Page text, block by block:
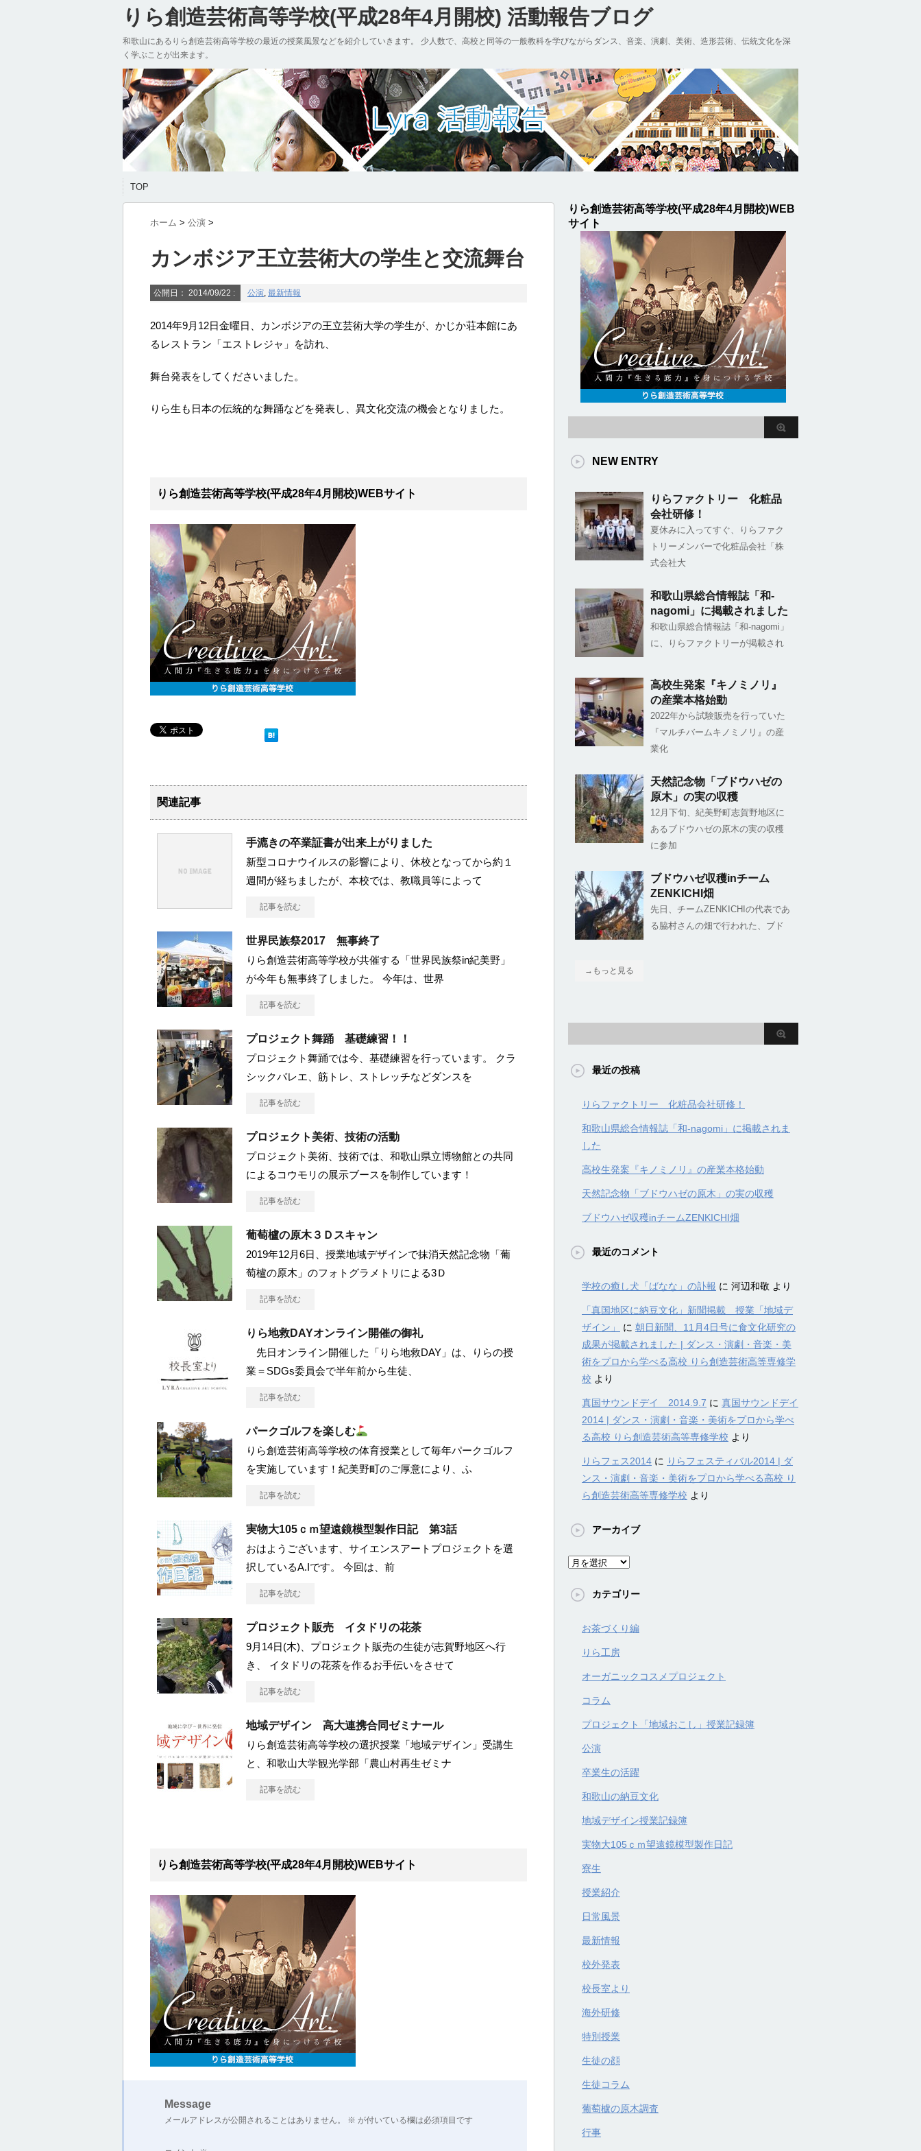
りら創造芸術高等学校(平成28年4月開校) 活動報告ブログ
和歌山にあるりら創造芸術高等学校の最近の授業風景などを紹介していきます。 少人数で、高校と同等の一般教科を学びながらダンス、音楽、演劇、美術、造形芸術、伝統文化を深
く学ぶことが出来ます。
TOP
ホーム > 公演 >
カンボジア王立芸術大の学生と交流舞台
公開日： 2014/09/22 : 公演, 最新情報
2014年9月12日金曜日、カンボジアの王立芸術大学の学生が、かじか荘本館にあ
るレストラン「エストレジャ」を訪れ、
舞台発表をしてくださいました。
りら生も日本の伝統的な舞踊などを発表し、異文化交流の機会となりました。
りら創造芸術高等学校(平成28年4月開校)WEBサイト
関連記事
手漉きの卒業証書が出来上がりました
新型コロナウイルスの影響により、休校となってから約１
週間が経ちましたが、本校では、教職員等によって
記事を読む
世界民族祭2017 無事終了
りら創造芸術高等学校が共催する「世界民族祭in紀美野」
が今年も無事終了しました。 今年は、世界
記事を読む
プロジェクト舞踊 基礎練習！！
プロジェクト舞踊では今、基礎練習を行っています。 クラ
シックバレエ、筋トレ、ストレッチなどダンスを
記事を読む
プロジェクト美術、技術の活動
プロジェクト美術、技術では、和歌山県立博物館との共同
によるコウモリの展示ブースを制作しています！
記事を読む
葡萄櫨の原木３Ｄスキャン
2019年12月6日、授業地域デザインで抹消天然記念物「葡
萄櫨の原木」のフォトグラメトリによる3Ｄ
記事を読む
りら地救DAYオンライン開催の御礼
先日オンライン開催した「りら地救DAY」は、りらの授
業＝SDGs委員会で半年前から生徒、
記事を読む
パークゴルフを楽しむ
りら創造芸術高等学校の体育授業として毎年パークゴルフ
を実施しています！紀美野町のご厚意により、ふ
記事を読む
実物大105ｃｍ望遠鏡模型製作日記 第3話
おはようございます、サイエンスアートプロジェクトを選
択しているA.Iです。 今回は、前
記事を読む
プロジェクト販売 イタドリの花茶
9月14日(木)、プロジェクト販売の生徒が志賀野地区へ行
き、 イタドリの花茶を作るお手伝いをさせて
記事を読む
地域デザイン 高大連携合同ゼミナール
りら創造芸術高等学校の選択授業「地域デザイン」受講生
と、和歌山大学観光学部「農山村再生ゼミナ
記事を読む
りら創造芸術高等学校(平成28年4月開校)WEBサイト
Message
メールアドレスが公開されることはありません。 ※ が付いている欄は必須項目です
りら創造芸術高等学校(平成28年4月開校)WEB
サイト
NEW ENTRY
りらファクトリー 化粧品
会社研修！
夏休みに入ってすぐ、りらファク
トリーメンバーで化粧品会社「株
式会社大
和歌山県総合情報誌「和-
nagomi」に掲載されました
和歌山県総合情報誌「和-nagomi」
に、りらファクトリーが掲載され
高校生発案『キノミノリ』
の産業本格始動
2022年から試験販売を行っていた
『マルチバームキノミノリ』の産
業化
天然記念物「ブドウハゼの
原木」の実の収穫
12月下旬、紀美野町志賀野地区に
あるブドウハゼの原木の実の収穫
に参加
ブドウハゼ収穫inチーム
ZENKICHI畑
先日、チームZENKICHIの代表であ
る脇村さんの畑で行われた、ブド
→もっと見る
最近の投稿
りらファクトリー 化粧品会社研修！
和歌山県総合情報誌「和-nagomi」に掲載されま
した
高校生発案『キノミノリ』の産業本格始動
天然記念物「ブドウハゼの原木」の実の収穫
ブドウハゼ収穫inチームZENKICHI畑
最近のコメント
学校の癒し犬「ばなな」の訃報 に 河辺和敬 より
「真国地区に納豆文化」新聞掲載 授業「地域デ
ザイン」
に 朝日新聞、11月4日号に食文化研究の
成果が掲載されました | ダンス・演劇・音楽・美
術をプロから学べる高校 りら創造芸術高等専修学
校 より
真国サウンドデイ 2014.9.7 に 真国サウンドデイ
2014 | ダンス・演劇・音楽・美術をプロから学べ
る高校 りら創造芸術高等専修学校 より
りらフェス2014 に りらフェスティバル2014 | ダ
ンス・演劇・音楽・美術をプロから学べる高校 り
ら創造芸術高等専修学校 より
アーカイブ
ア
カ
カテゴリー
お茶づくり編
りら工房
オーガニックコスメプロジェクト
コラム
プロジェクト「地域おこし」授業記録簿
公演
卒業生の活躍
和歌山の納豆文化
地域デザイン授業記録簿
実物大105ｃｍ望遠鏡模型製作日記
寮生
授業紹介
日常風景
最新情報
校外発表
校長室より
海外研修
特別授業
生徒の顔
生徒コラム
葡萄櫨の原木調査
行事